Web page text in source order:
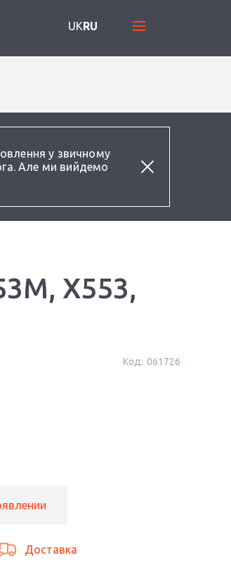
у звичному
Але ми вийдемо
UKRU
X553,
Код: 061726
Доставка